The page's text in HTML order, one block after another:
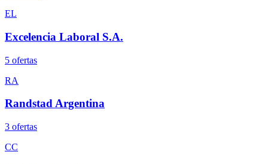
EL
Excelencia Laboral S.A.
5 ofertas
RA
Randstad Argentina
3 ofertas
CC